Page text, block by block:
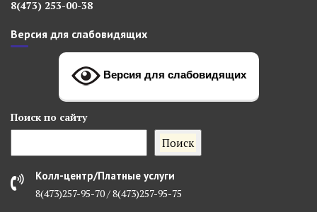
8(473) 253-00-38
Версия для слабовидящих
Версия для слабовидящих
Поиск по сайту
Поиск
Колл-центр/Платные услуги
8(473)257-95-70 / 8(473)257-95-75